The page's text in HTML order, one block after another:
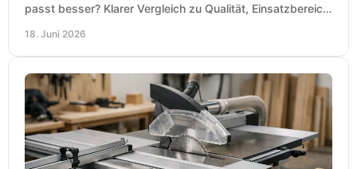
passt besser? Klarer Vergleich zu Qualität, Einsatzbereich,
18. Juni 2026